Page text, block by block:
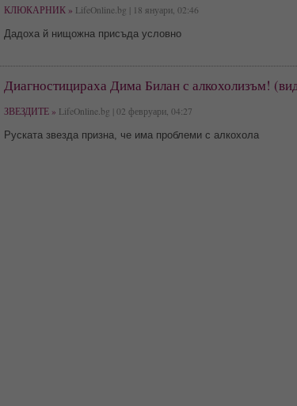
КЛЮКАРНИК » LifeOnline.bg | 18 януари, 02:46
Дадоха й нищожна присъда условно
Диагностицираха Дима Билан с алкохолизъм!
ЗВЕЗДИТЕ » LifeOnline.bg | 02 февруари, 04:27
Руската звезда призна, че има проблеми с алкохола